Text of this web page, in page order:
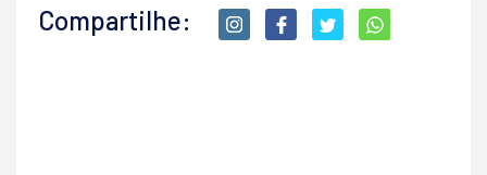
Compartilhe: